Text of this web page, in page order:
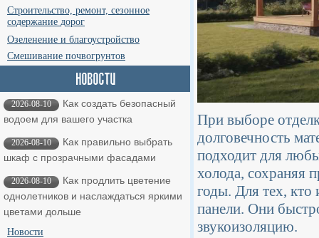
Строительство, ремонт, сезонное
содержание дорог
Озеленение и благоустройство
Смешивание почвогрунтов
2026-08-10
Как создать безопасный
водоем для вашего участка
2026-08-10
Как правильно выбрать
шкаф с прозрачными фасадами
2026-08-10
Как продлить цветение
однолетников и наслаждаться яркими
цветами дольше
Новости
При выборе
долговечность
подходит для
холода, сохраняя
годы. Для тех, кто
панели. Они
звукоизоляцию.